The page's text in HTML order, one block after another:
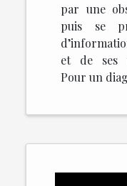
par une
puis se
et de ses
Pour un